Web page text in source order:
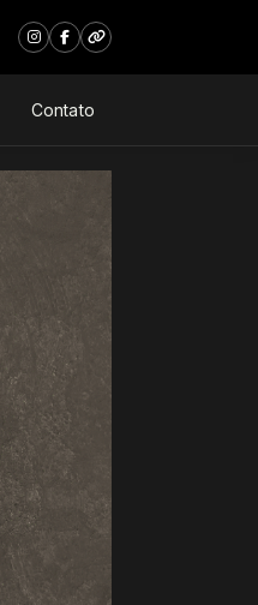
Contato